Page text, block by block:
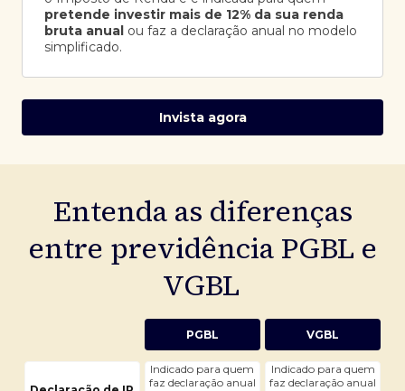
pretende investir mais de 12% da sua renda
bruta anual ou faz a declaração anual no modelo
simplificado.
Invista agora
Entenda as diferenças
entre previdência PGBL e
VGBL
PGBL VGBL
Indicado para quem
faz declaração anual
Indicado para quem
faz declaração anual